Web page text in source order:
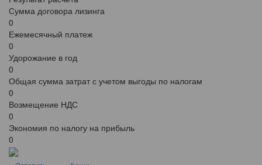
Сумма договора лизинга
0
Ежемесячный платеж
0
Удорожание в год
0
Общая сумма затрат с учетом выгоды по налогам
0
Возмещение НДС
0
Экономия по налогу на прибыль
0